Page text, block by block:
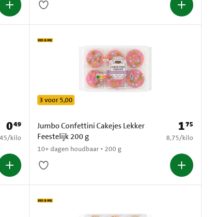
Prijs: € 0,49
049
per kilo
/kilo
Jumbo Confettini Cakejes Lekker
Feestelijk 200 g
10+ dagen houdbaar • 200 g
3 voor 5,00
Prijs: € 1,75
175
€ 8,75 per kilo
8,75/kilo